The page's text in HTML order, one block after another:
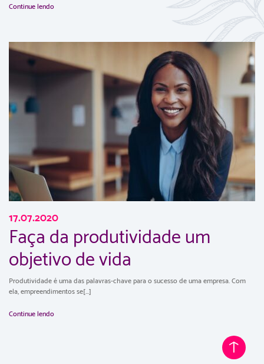
Continue lendo
17.07.2020
Faça da produtividade um
objetivo de vida
Produtividade é uma das palavras-chave para o sucesso de uma empresa. Com
ela, empreendimentos se[...]
Continue lendo